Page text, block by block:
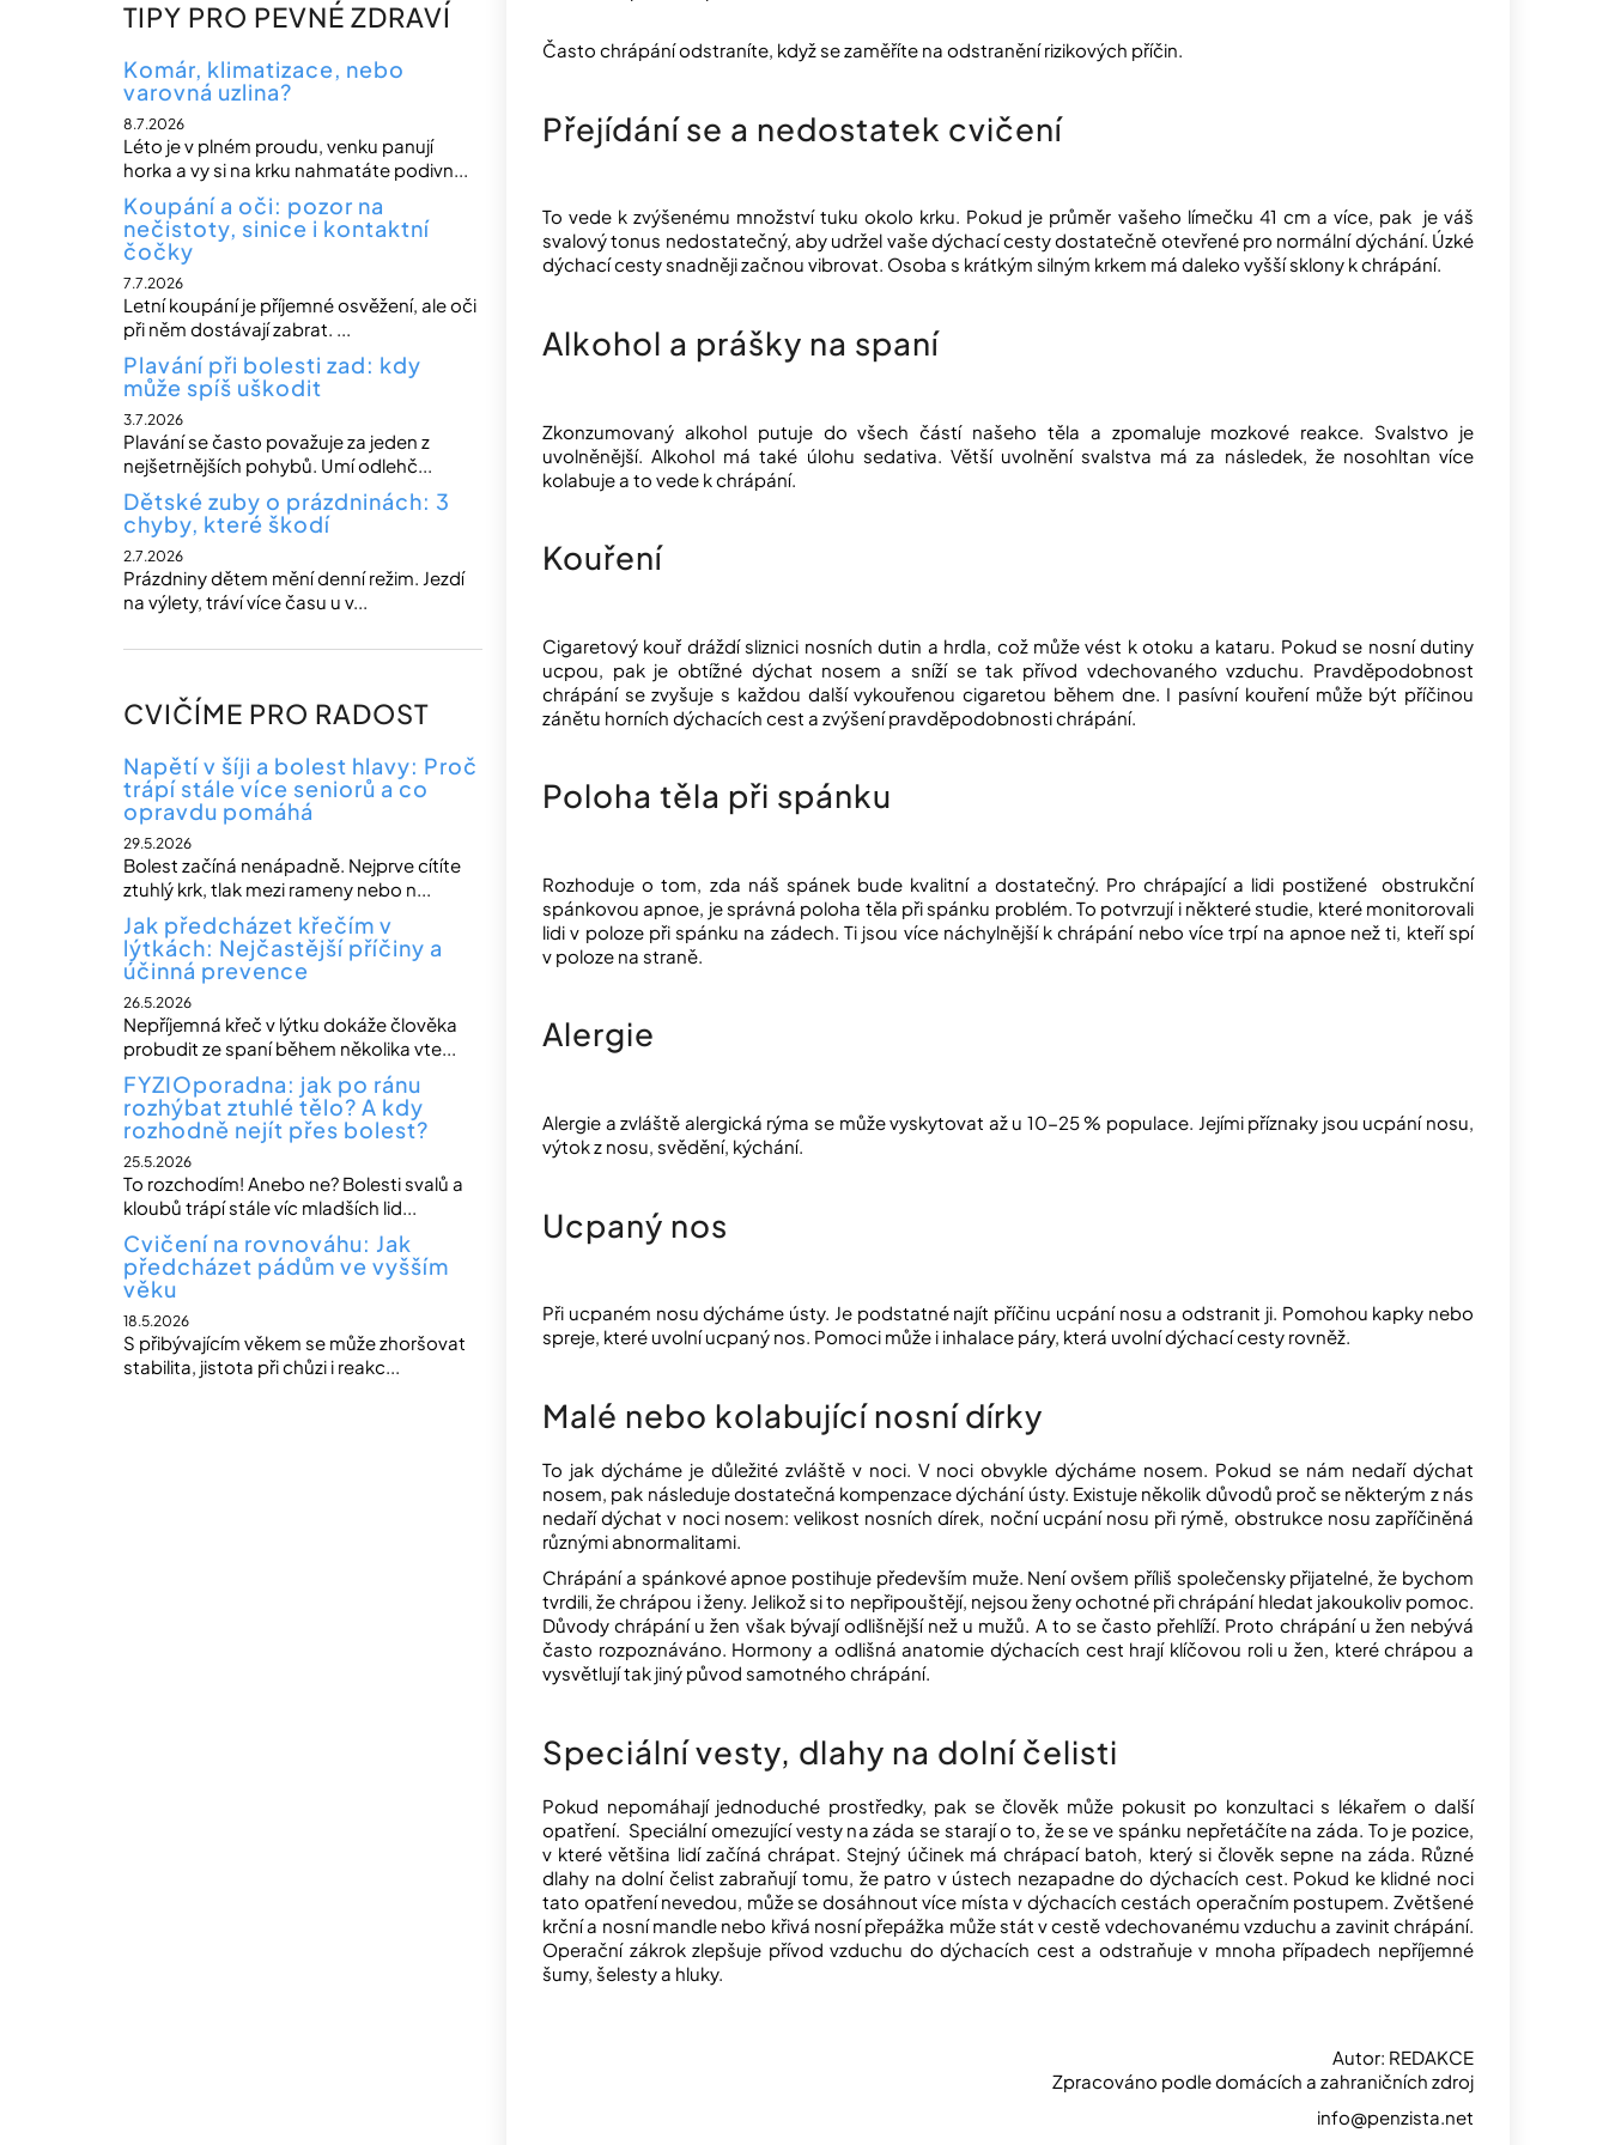
TIPY PRO PEVNÉ ZDRAVÍ
Komár, klimatizace, nebo
varovná uzlina?
8.7.2026
Léto je v plném proudu, venku panují
horka a vy si na krku nahmatáte podivn...
Koupání a oči: pozor na
nečistoty, sinice i kontaktní
čočky
7.7.2026
Letní koupání je příjemné osvěžení, ale oči
při něm dostávají zabrat. ...
Plavání při bolesti zad: kdy
může spíš uškodit
3.7.2026
Plavání se často považuje za jeden z
nejšetrnějších pohybů. Umí odlehč...
Dětské zuby o prázdninách: 3
chyby, které škodí
2.7.2026
Prázdniny dětem mění denní režim. Jezdí
na výlety, tráví více času u v...
CVIČÍME PRO RADOST
Napětí v šíji a bolest hlavy: Proč
trápí stále více seniorů a co
opravdu pomáhá
29.5.2026
Bolest začíná nenápadně. Nejprve cítíte
ztuhlý krk, tlak mezi rameny nebo n...
Jak předcházet křečím v
lýtkách: Nejčastější příčiny a
účinná prevence
26.5.2026
Nepříjemná křeč v lýtku dokáže člověka
probudit ze spaní během několika vte...
FYZIOporadna: jak po ránu
rozhýbat ztuhlé tělo? A kdy
rozhodně nejít přes bolest?
25.5.2026
To rozchodím! Anebo ne? Bolesti svalů a
kloubů trápí stále víc mladších lid...
Cvičení na rovnováhu: Jak
předcházet pádům ve vyšším
věku
18.5.2026
S přibývajícím věkem se může zhoršovat
stabilita, jistota při chůzi i reakc...
Často chrápání odstraníte, když se zaměříte na odstranění rizikových příčin.
Přejídání se a nedostatek cvičení
To vede k zvýšenému množství tuku okolo krku. Pokud je průměr vašeho límečku 41 cm a více, pak je váš
svalový tonus nedostatečný, aby udržel vaše dýchací cesty dostatečně otevřené pro normální dýchání. Úzké
dýchací cesty snadněji začnou vibrovat. Osoba s krátkým silným krkem má daleko vyšší sklony k chrápání.
Alkohol a prášky na spaní
Zkonzumovaný alkohol putuje do všech částí našeho těla a zpomaluje mozkové reakce. Svalstvo je
uvolněnější. Alkohol má také úlohu sedativa. Větší uvolnění svalstva má za následek, že nosohltan více
kolabuje a to vede k chrápání.
Kouření
Cigaretový kouř dráždí sliznici nosních dutin a hrdla, což může vést k otoku a kataru. Pokud se nosní dutiny
ucpou, pak je obtížné dýchat nosem a sníží se tak přívod vdechovaného vzduchu. Pravděpodobnost
chrápání se zvyšuje s každou další vykouřenou cigaretou během dne. I pasívní kouření může být příčinou
zánětu horních dýchacích cest a zvýšení pravděpodobnosti chrápání.
Poloha těla při spánku
Rozhoduje o tom, zda náš spánek bude kvalitní a dostatečný. Pro chrápající a lidi postižené obstrukční
spánkovou apnoe, je správná poloha těla při spánku problém. To potvrzují i některé studie, které monitorovali
lidi v poloze při spánku na zádech. Ti jsou více náchylnější k chrápání nebo více trpí na apnoe než ti, kteří spí
v poloze na straně.
Alergie
Alergie a zvláště alergická rýma se může vyskytovat až u 10-25 % populace. Jejími příznaky jsou ucpání nosu,
výtok z nosu, svědění, kýchání.
Ucpaný nos
Při ucpaném nosu dýcháme ústy. Je podstatné najít příčinu ucpání nosu a odstranit ji. Pomohou kapky nebo
spreje, které uvolní ucpaný nos. Pomoci může i inhalace páry, která uvolní dýchací cesty rovněž.
Malé nebo kolabující nosní dírky
To jak dýcháme je důležité zvláště v noci. V noci obvykle dýcháme nosem. Pokud se nám nedaří dýchat
nosem, pak následuje dostatečná kompenzace dýchání ústy. Existuje několik důvodů proč se některým z nás
nedaří dýchat v noci nosem: velikost nosních dírek, noční ucpání nosu při rýmě, obstrukce nosu zapříčiněná
různými abnormalitami.
Chrápání a spánkové apnoe postihuje především muže. Není ovšem příliš společensky přijatelné, že bychom
tvrdili, že chrápou i ženy. Jelikož si to nepřipouštějí, nejsou ženy ochotné při chrápání hledat jakoukoliv pomoc.
Důvody chrápání u žen však bývají odlišnější než u mužů. A to se často přehlíží. Proto chrápání u žen nebývá
často rozpoznáváno. Hormony a odlišná anatomie dýchacích cest hrají klíčovou roli u žen, které chrápou a
vysvětlují tak jiný původ samotného chrápání.
Speciální vesty, dlahy na dolní čelisti
Pokud nepomáhají jednoduché prostředky, pak se člověk může pokusit po konzultaci s lékařem o další
opatření. Speciální omezující vesty na záda se starají o to, že se ve spánku nepřetáčíte na záda. To je pozice,
v které většina lidí začíná chrápat. Stejný účinek má chrápací batoh, který si člověk sepne na záda. Různé
dlahy na dolní čelist zabraňují tomu, že patro v ústech nezapadne do dýchacích cest. Pokud ke klidné noci
tato opatření nevedou, může se dosáhnout více místa v dýchacích cestách operačním postupem. Zvětšené
krční a nosní mandle nebo křivá nosní přepážka může stát v cestě vdechovanému vzduchu a zavinit chrápání.
Operační zákrok zlepšuje přívod vzduchu do dýchacích cest a odstraňuje v mnoha případech nepříjemné
šumy, šelesty a hluky.
Autor: REDAKCE
Zpracováno podle domácích a zahraničních zdroj
info@penzista.net